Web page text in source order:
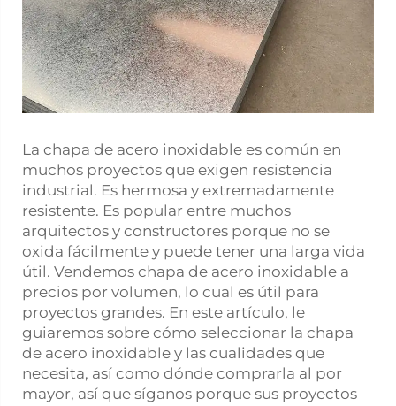
La chapa de acero inoxidable es común en
muchos proyectos que exigen resistencia
industrial. Es hermosa y extremadamente
resistente. Es popular entre muchos
arquitectos y constructores porque no se
oxida fácilmente y puede tener una larga vida
útil. Vendemos chapa de acero inoxidable a
precios por volumen, lo cual es útil para
proyectos grandes. En este artículo, le
guiaremos sobre cómo seleccionar la chapa
de acero inoxidable y las cualidades que
necesita, así como dónde comprarla al por
mayor, así que síganos porque sus proyectos